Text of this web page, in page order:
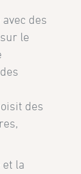
des
le
des
la